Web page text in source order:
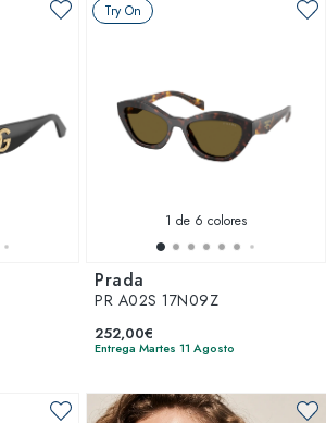
Try On
1 de 6 colores
Prada
PR A02S 17N09Z
252,00€
Entrega Martes 11 Agosto